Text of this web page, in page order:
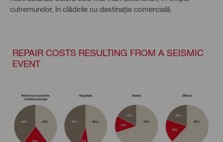
cutremurelor, în clădirile cu destinație comercială.
REPAIR COSTS RESULTING FROM A SEISMIC
EVENT